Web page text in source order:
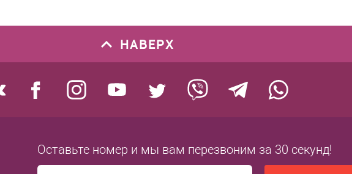
НАВЕРХ
Оставьте номер и мы вам перезвоним за 30 секунд!